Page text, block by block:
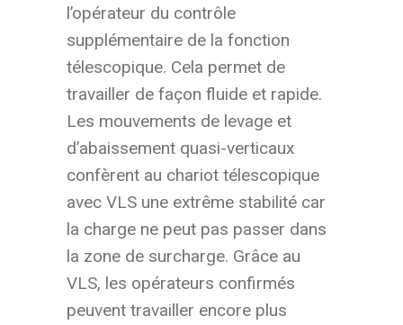
l’opérateur du contrôle
supplémentaire de la fonction
télescopique. Cela permet de
travailler de façon fluide et rapide.
Les mouvements de levage et
d’abaissement quasi-verticaux
confèrent au chariot télescopique
avec VLS une extrême stabilité car
la charge ne peut pas passer dans
la zone de surcharge. Grâce au
VLS, les opérateurs confirmés
peuvent travailler encore plus